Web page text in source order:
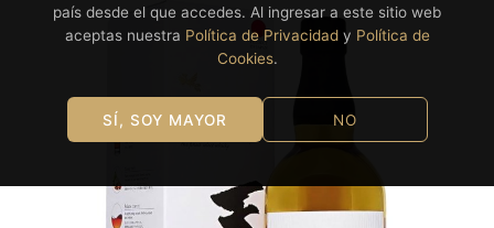
país desde el que accedes. Al ingresar a este sitio web
aceptas nuestra Política de Privacidady Política de
Cookies.
SÍ, SOY MAYOR NO